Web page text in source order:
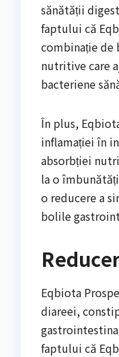
sănătății
faptului că
combinație de
nutritive care
bacteriene
În plus,
inflamației în
absorbției
la o
o reducere a
bolile
Eqbiota
diareei,
faptului că